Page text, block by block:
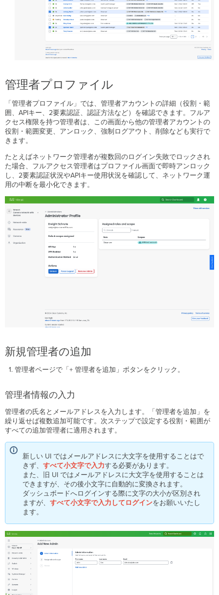
確
認
フ
ル
セ
オ
ブ
ザ
ー
エ
ン
ド
タ
マ
管
理
ス
イ
チ
ー
ト 管
理
者
ク
ラ
ア
ン
ト
監
視
カ
ラ
映
像
と
セ
管理者プロファイル
「管理者プロファイル」では、管理者アカウントの詳細（役割・範
囲、APIキー、2要素認証、認証方法など）を確認できます。フルア
クセス権限を持つ管理者は、この画面から他の管理者アカウントの
役割・範囲変更、アンロック、強制ログアウト、削除なども実行で
きます。
たとえばネットワーク管理者が複数回のログイン失敗でロックされ
た場合、フルアクセス管理者はプロファイル画面で即時アンロック
し、2要素認証状況やAPIキー使用状況を確認して、ネットワーク運
用の中断を最小化できます。
新規管理者の追加
管理者ページで「+ 管理者を追加」ボタンをクリック。
管理者情報の入力
管理者の氏名とメールアドレスを入力します。「管理者を追加」を
繰り返せば複数追加可能です。次ステップで設定する役割・範囲が
すべての追加管理者に適用されます。
新しい UI ではメールアドレスに大文字を使用することはで
きず、すべて小文字で入力する必要があります。
また、旧 UI ではメールアドレスに大文字を使用することは
できますが、その後小文字に自動的に変換されます。
ダッシュボードへログインする際に文字の大小が区別され
ますが、すべて小文字で入力してログインをお願いいたし
ます。